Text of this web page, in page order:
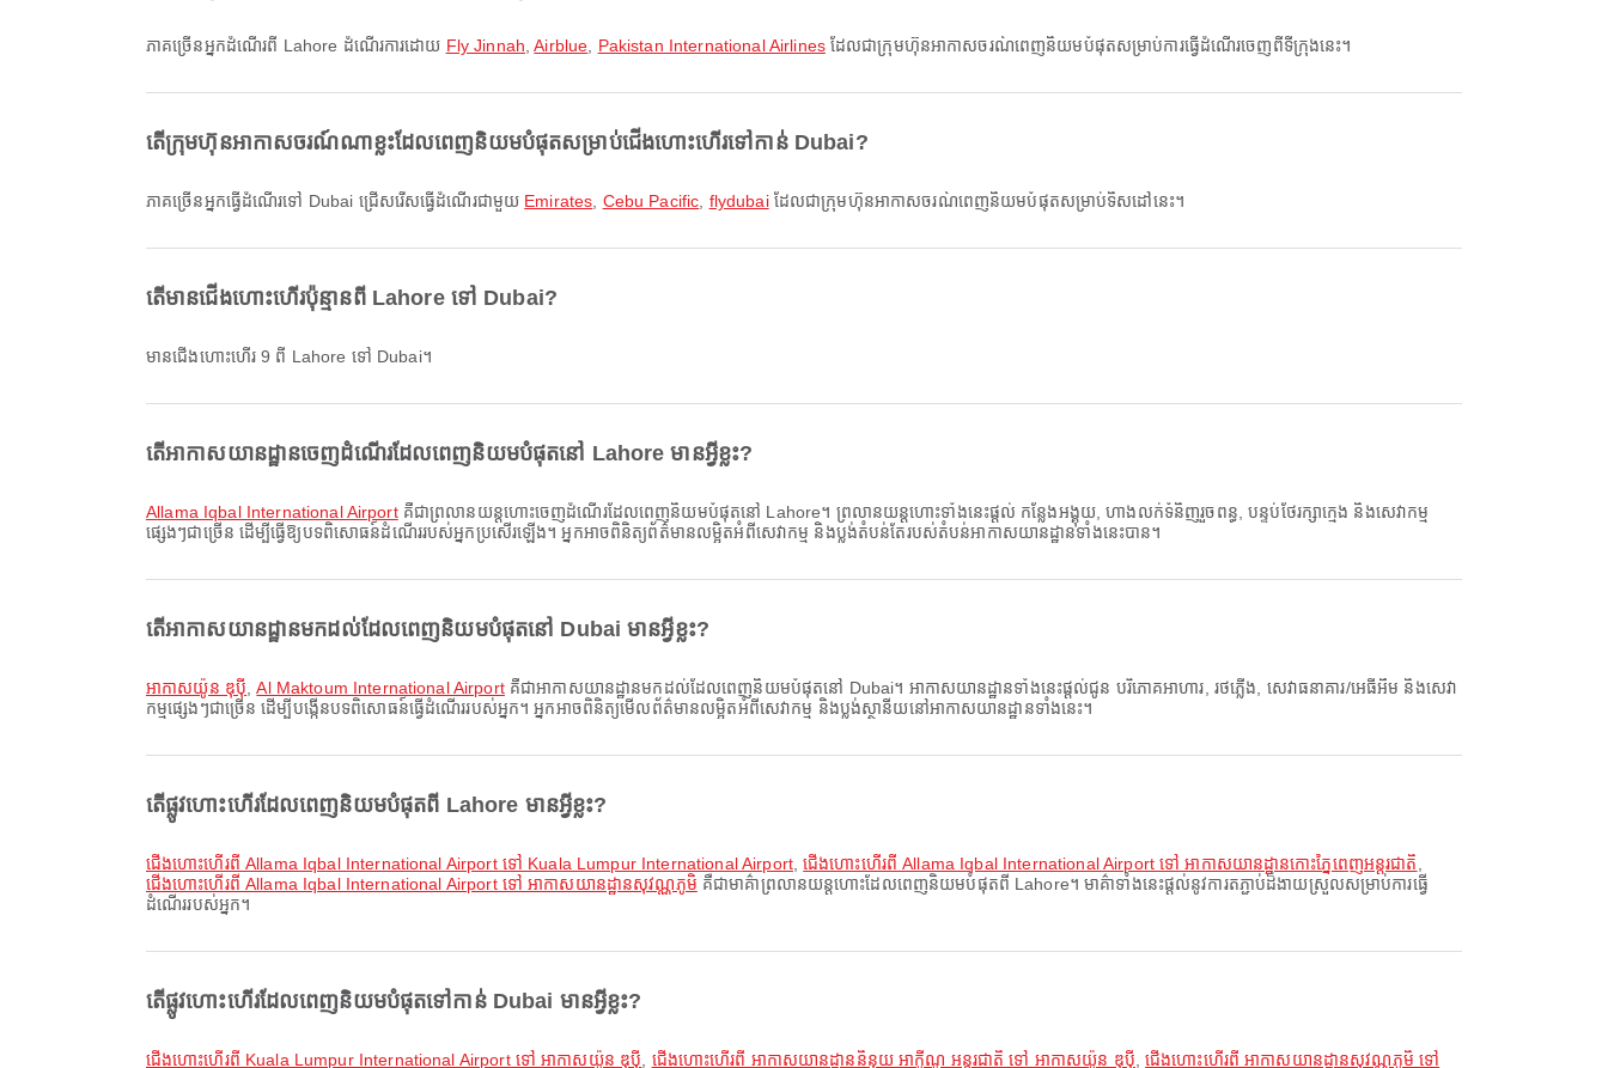
ភាគច្រើនអ្នកដំណើរពី Lahore ដំណើរការដោយ Fly Jinnah ,Airblue Pakistan International Airlinesដែលជាក្រុមហ៊ុនអាកាសចរណ៍ពេញនិយមបំផុតសម្រាប់ការធ្វើដំណើរចេញពីទីក្រុងនេះ។
តើក្រុមហ៊ុនអាកាសចរណ៍ណាខ្លះដែលពេញនិយមបំផុតសម្រាប់ជើងហោះហើរទៅកាន់ Dubai?
ភាគច្រើនអ្នកធ្វើដំណើរទៅ Dubai ជ្រើសរើសធ្វើដំណើរជាមួយ Emirates Cebu Pacific flydubaiដែលជាក្រុមហ៊ុនអាកាសចរណ៍ពេញនិយមបំផុតសម្រាប់ទិសដៅនេះ។
តើមានជើងហោះហើរប៉ុន្មានពី Lahore ទៅ Dubai?
មានជើងហោះហើរ 9 ពី Lahore ទៅ Dubai។
តើអាកាសយានដ្ឋានចេញដំណើរដែលពេញនិយមបំផុតនៅ Lahore មានអ្វីខ្លះ?
Allama Iqbal International Airportគឺជាព្រលានយន្តហោះចេញដំណើរដែលពេញនិយមបំផុតនៅ Lahore។ ព្រលានយន្តហោះទាំងនេះផ្តល់ កន្លែងអង្គុយ, ហាងលក់ទំនិញរួចពន្ធ, បន្ទប់ថែរក្សាក្មេង និងសេវាកម្ម
ផ្សេងៗជាច្រើន ដើម្បីធ្វើឱ្យបទពិសោធន៍ដំណើររបស់អ្នកប្រសើរឡើង។ អ្នកអាចពិនិត្យព័ត៌មានលម្អិតអំពីសេវាកម្ម និងប្លង់តំបន់តែរបស់តំបន់អាកាសយានដ្ឋានទាំងនេះបាន។
តើអាកាសយានដ្ឋានមកដល់ដែលពេញនិយមបំផុតនៅ Dubai មានអ្វីខ្លះ?
អាកាសយ៉ូន ឌុប៉ី ,Al Maktoum International Airportគឺជាអាកាសយានដ្ឋានមកដល់ដែលពេញនិយមបំផុតនៅ Dubai។ អាកាសយានដ្ឋានទាំងនេះផ្តល់ជូន បរិភោគអាហារ, រថភ្លើង, សេវាធនាគារ/អេធីអឹម និងសេវា
កម្មផ្សេងៗជាច្រើន ដើម្បីបង្កើនបទពិសោធន៍ធ្វើដំណើររបស់អ្នក។ អ្នកអាចពិនិត្យមើលព័ត៌មានលម្អិតអំពីសេវាកម្ម និងប្លង់ស្ថានីយនៅអាកាសយានដ្ឋានទាំងនេះ។
តើផ្លូវហោះហើរដែលពេញនិយមបំផុតពី Lahore មានអ្វីខ្លះ?
ជើងហោះហើរពី Allama Iqbal International Airport ទៅ Kuala Lumpur International Airport,ជើងហោះហើរពី Allama Iqbal International Airport ទៅ អាកាសយានដ្ឋានកោះភ្នៃពេញអន្តរជាតិ
ជើងហោះហើរពី Allama Iqbal International Airport ទៅ អាកាសយានដ្ឋានសុវណ្ណភូមិ គឺជាមាគ៌ាព្រលានយន្តហោះដែលពេញនិយមបំផុតពី Lahore។ មាគ៌ាទាំងនេះផ្តល់នូវការតភ្ជាប់ដ៏ងាយស្រួលសម្រាប់ការធ្វើ
ដំណើររបស់អ្នក។
តើផ្លូវហោះហើរដែលពេញនិយមបំផុតទៅកាន់ Dubai មានអ្វីខ្លះ?
ជើងហោះហើរពី Kuala Lumpur International Airport ទៅ អាកាសយ៉ូន ឌុប៉ី ជើងហោះហើរពី អាកាសយានដ្ឋាននិនុយ អាកូីណូ អន្តរជាតិ ទៅ អាកាសយ៉ូន ឌុប៉ី ,ជើងហោះហើរពី អាកាសយានដ្ឋានសុវណ្ណភូមិ ទៅ